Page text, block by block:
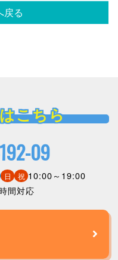
戻る
こちら
09
日 祝 10:00～19:00
間対応